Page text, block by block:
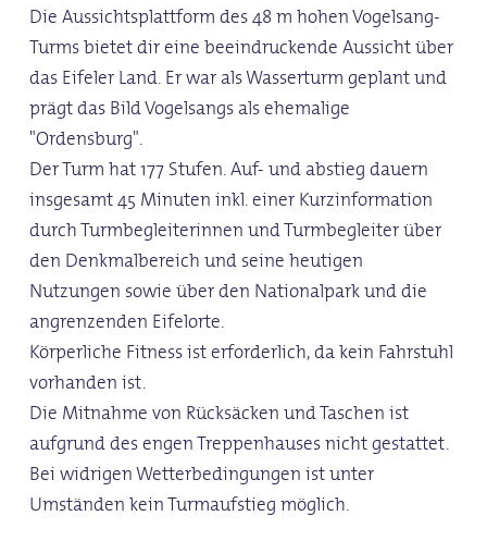
Die Aussichtsplattform des 48 m hohen Vogelsang-
Turms bietet dir eine beeindruckende Aussicht über
das Eifeler Land. Er war als Wasserturm geplant und
prägt das Bild Vogelsangs als ehemalige
"Ordensburg".
Der Turm hat 177 Stufen. Auf- und abstieg dauern
insgesamt 45 Minuten inkl. einer Kurzinformation
durch Turmbegleiterinnen und Turmbegleiter über
den Denkmalbereich und seine heutigen
Nutzungen sowie über den Nationalpark und die
angrenzenden Eifelorte.
Körperliche Fitness ist erforderlich, da kein Fahrstuhl
vorhanden ist.
Die Mitnahme von Rücksäcken und Taschen ist
aufgrund des engen Treppenhauses nicht gestattet.
Bei widrigen Wetterbedingungen ist unter
Umständen kein Turmaufstieg möglich.